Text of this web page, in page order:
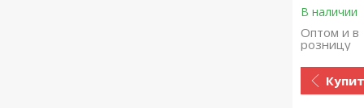
В наличии
Оптом и в
розницу